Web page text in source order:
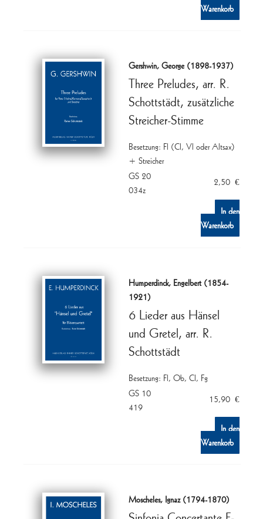
Warenkorb
Gershwin, George (1898-1937)
Three Preludes, arr. R.
Schottstädt, zusätzliche
Streicher-Stimme
Besetzung: Fl (Cl, Vl oder Altsax)
+ Streicher
GS 20
034z
2,50 €
In den
Warenkorb
Humperdinck, Engelbert (1854-
1921)
6 Lieder aus Hänsel
und Gretel, arr. R.
Schottstädt
Besetzung: Fl, Ob, Cl, Fg
GS 10
419
15,90 €
In den
Warenkorb
Moscheles, Ignaz (1794-1870)